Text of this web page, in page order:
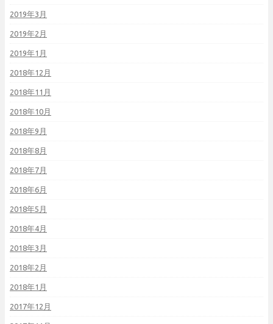
2019年3月
2019年2月
2019年1月
2018年12月
2018年11月
2018年10月
2018年9月
2018年8月
2018年7月
2018年6月
2018年5月
2018年4月
2018年3月
2018年2月
2018年1月
2017年12月